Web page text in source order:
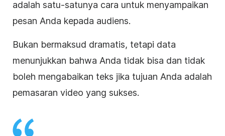
adalah satu-satunya cara untuk menyampaikan
pesan Anda kepada audiens.
Bukan bermaksud dramatis, tetapi data
menunjukkan bahwa Anda tidak bisa dan tidak
boleh mengabaikan teks jika tujuan Anda adalah
pemasaran video yang sukses.